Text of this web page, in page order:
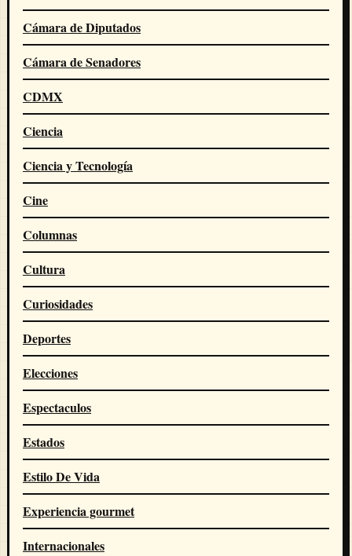
Cámara de Diputados
Cámara de Senadores
CDMX
Ciencia
Ciencia y Tecnología
Cine
Columnas
Cultura
Curiosidades
Deportes
Elecciones
Espectaculos
Estados
Estilo De Vida
Experiencia gourmet
Internacionales